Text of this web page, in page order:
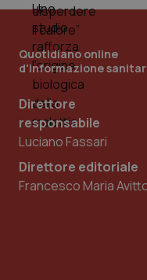
Quotidiano online
d'informazione
Direttore
responsabile
Luciano Fassari
Direttore editoriale
Francesco Maria
tracking-sites-
session-id